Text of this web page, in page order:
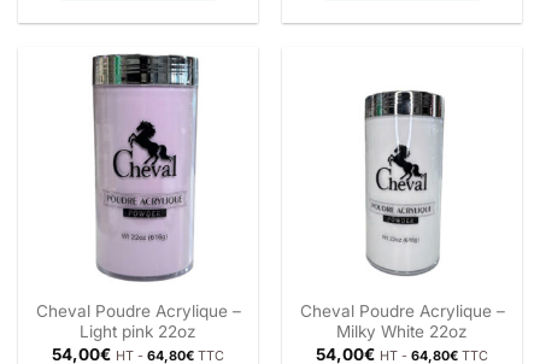
Cheval Poudre Acrylique –
Light pink 22oz
54,00€ HT - 64,80€ TTC
Cheval Poudre Acrylique –
Milky White 22oz
54,00€ HT - 64,80€ TTC